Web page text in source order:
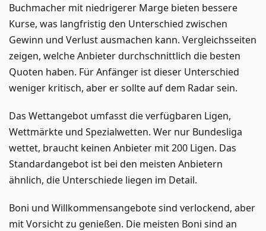
Buchmacher mit niedrigerer Marge bieten bessere
Kurse, was langfristig den Unterschied zwischen
Gewinn und Verlust ausmachen kann. Vergleichsseiten
zeigen, welche Anbieter durchschnittlich die besten
Quoten haben. Für Anfänger ist dieser Unterschied
weniger kritisch, aber er sollte auf dem Radar sein.
Das Wettangebot umfasst die verfügbaren Ligen,
Wettmärkte und Spezialwetten. Wer nur Bundesliga
wettet, braucht keinen Anbieter mit 200 Ligen. Das
Standardangebot ist bei den meisten Anbietern
ähnlich, die Unterschiede liegen im Detail.
Boni und Willkommensangebote sind verlockend, aber
mit Vorsicht zu genießen. Die meisten Boni sind an